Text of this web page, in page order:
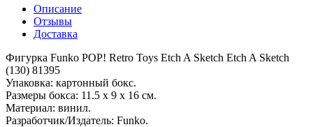
Описание
Отзывы
Доставка
Фигурка Funko POP! Retro Toys Etch A Sketch Etch A Sketch
(130) 81395
Упаковка: картонный бокс.
Размеры бокса: 11.5 х 9 х 16 см.
Материал: винил.
Разработчик/Издатель: Funko.